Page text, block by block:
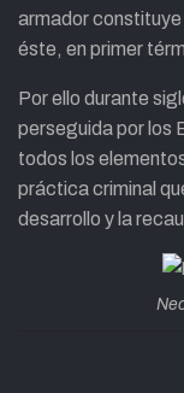
armador
éste, en primer
Por ello durante
perseguida por los
todos los
práctica criminal
desarrollo y la